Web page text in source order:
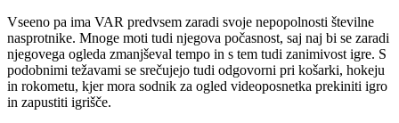
Vseeno pa ima VAR predvsem zaradi svoje nepopolnosti številne
nasprotnike. Mnoge moti tudi njegova počasnost, saj naj bi se zaradi
njegovega ogleda zmanjševal tempo in s tem tudi zanimivost igre. S
podobnimi težavami se srečujejo tudi odgovorni pri košarki, hokeju
in rokometu, kjer mora sodnik za ogled videoposnetka prekiniti igro
in zapustiti igrišče.